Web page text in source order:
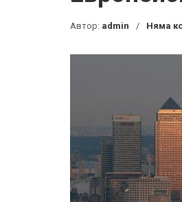
Автор: admin Няма